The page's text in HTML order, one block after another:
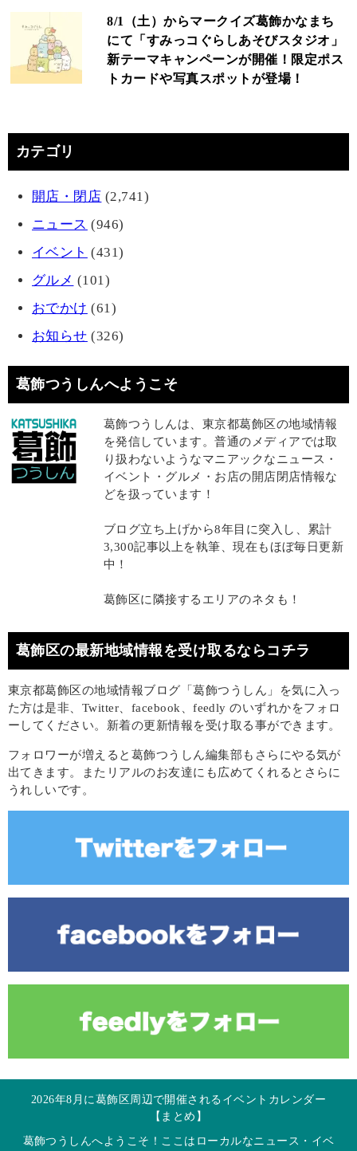
8/1（土）からマークイズ葛飾かなまち
にて「すみっコぐらしあそびスタジオ」
新テーマキャンペーンが開催！限定ポス
トカードや写真スポットが登場！
カテゴリ
開店・閉店 (2,741)
ニュース (946)
イベント (431)
グルメ (101)
おでかけ (61)
お知らせ (326)
葛飾つうしんへようこそ
葛飾つうしんは、東京都葛飾区の地域情報
を発信しています。普通のメディアでは取
り扱わないようなマニアックなニュース・
イベント・グルメ・お店の開店閉店情報な
どを扱っています！
ブログ立ち上げから8年目に突入し、累計
3,300記事以上を執筆、現在もほぼ毎日更新
中！
葛飾区に隣接するエリアのネタも！
葛飾区の最新地域情報を受け取るならコチラ
東京都葛飾区の地域情報ブログ「葛飾つうしん」を気に入っ
た方は是非、Twitter、facebook、feedly のいずれかをフォロ
ーしてください。新着の更新情報を受け取る事ができます。
フォロワーが増えると葛飾つうしん編集部もさらにやる気が
出てきます。またリアルのお友達にも広めてくれるとさらに
うれしいです。
2026年8月に葛飾区周辺で開催されるイベントカレンダー
【まとめ】
葛飾つうしんへようこそ！ここはローカルなニュース・イベ